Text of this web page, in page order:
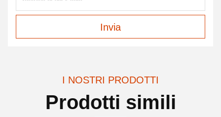
Invia
I NOSTRI PRODOTTI
Prodotti simili